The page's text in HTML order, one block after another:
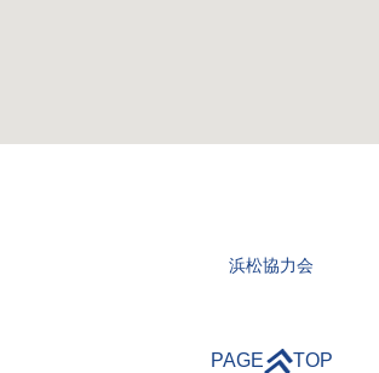
浜松協力会
PAGE TOP